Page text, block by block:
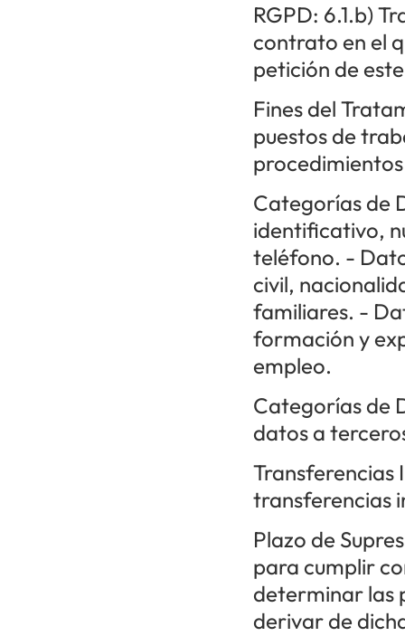
RGPD: 6.1.b)
contrato en el
petición de
Fines del
puestos de
Categorías de
identificativo,
teléfono. -
civil,
familiares. -
formación y
empleo.
Categorías de
datos a
Transferencias
transferencias
Plazo de
para cumplir
determinar las
derivar de